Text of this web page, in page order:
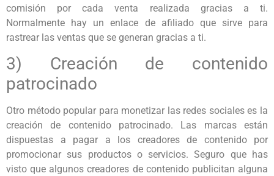
comisión por cada venta realizada gracias a ti.
Normalmente hay un enlace de afiliado que sirve para
rastrear las ventas que se generan gracias a ti.
3) Creación de contenido
patrocinado
Otro método popular para monetizar las redes sociales es la
creación de contenido patrocinado. Las marcas están
dispuestas a pagar a los creadores de contenido por
promocionar sus productos o servicios. Seguro que has
visto que algunos creadores de contenido publicitan alguna